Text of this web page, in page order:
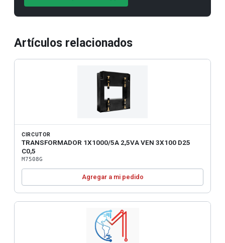
Artículos relacionados
CIRCUTOR
TRANSFORMADOR 1X1000/5A 2,5VA VEN 3X100 D25
C0,5
M7508G
Agregar a mi pedido